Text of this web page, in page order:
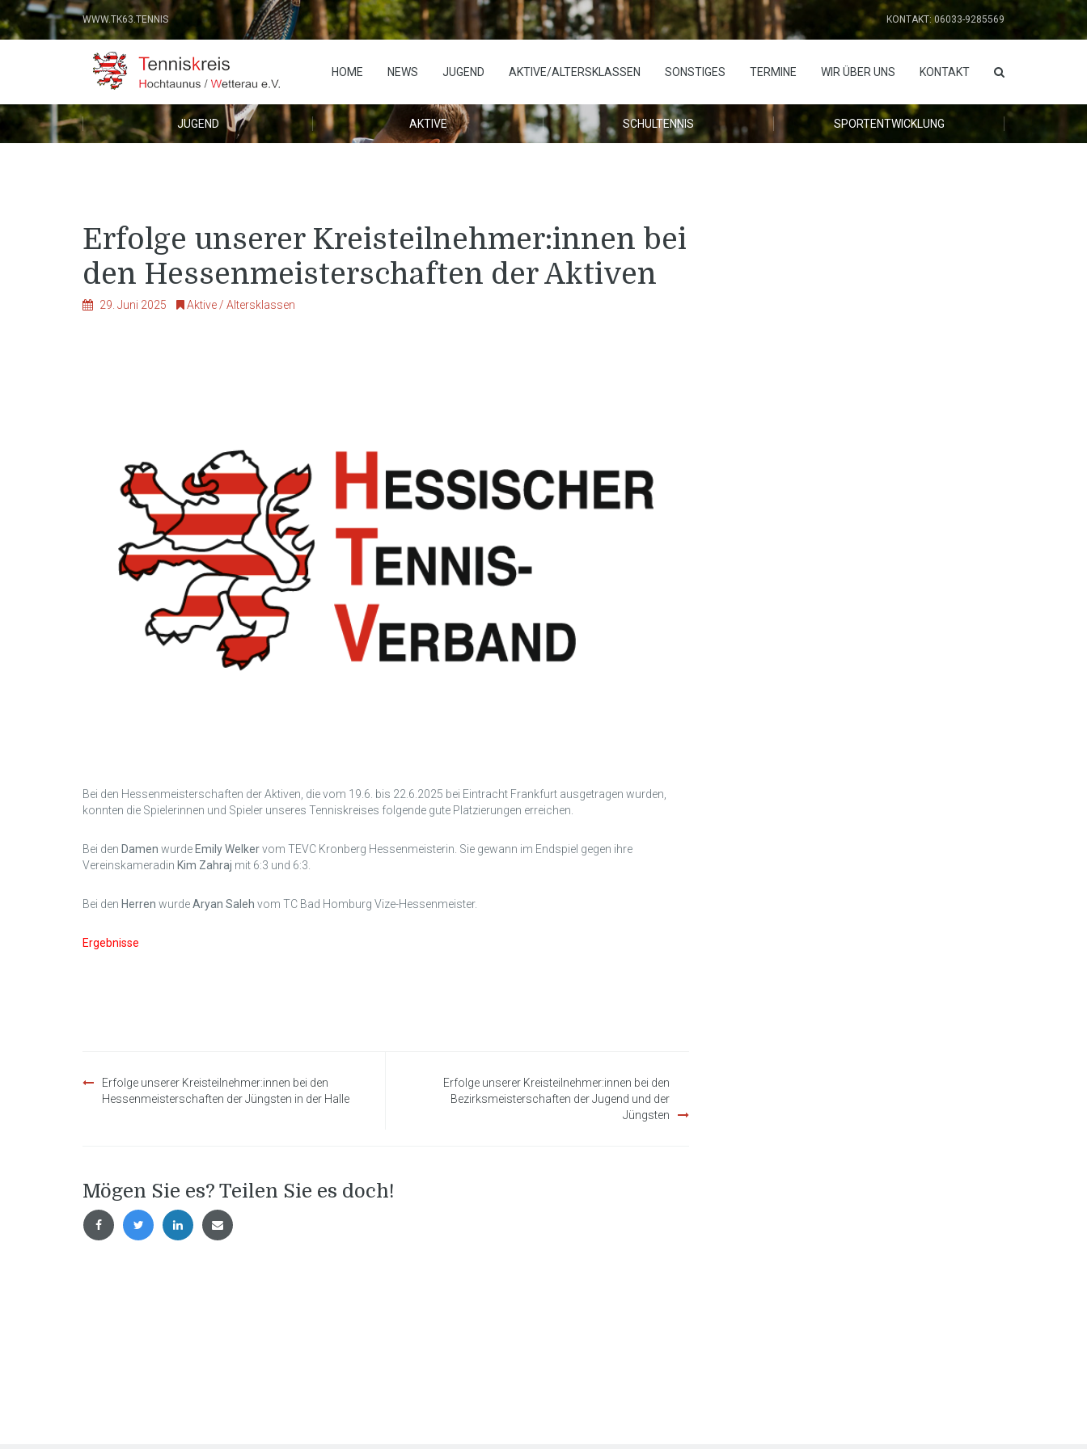
WWW.TK63.TENNIS KONTAKT: 06033-9285569
HOME NEWS JUGEND AKTIVE/ALTERSKLASSEN SONSTIGES TERMINE WIR ÜBER UNS KONTAKT
JUGEND AKTIVE SCHULTENNIS SPORTENTWICKLUNG
Erfolge unserer Kreisteilnehmer:innen bei
den Hessenmeisterschaften der Aktiven
29. Juni 2025 Aktive / Altersklassen
Bei den Hessenmeisterschaften der Aktiven, die vom 19.6. bis 22.6.2025 bei Eintracht Frankfurt ausgetragen wurden,
konnten die Spielerinnen und Spieler unseres Tenniskreises folgende gute Platzierungen erreichen.
Bei den Damen wurde Emily Welkervom TEVC Kronberg Hessenmeisterin. Sie gewann im Endspiel gegen ihre
Vereinskameradin Kim Zahraj mit 6:3 und 6:3.
Bei den Herren wurdeAryan Saleh vom TC Bad Homburg Vize-Hessenmeister.
Ergebnisse
Erfolge unserer Kreisteilnehmer:innen bei den
Hessenmeisterschaften der Jüngsten in der Halle
Erfolge unserer Kreisteilnehmer:innen bei den
Bezirksmeisterschaften der Jugend und der
Jüngsten
Mögen Sie es? Teilen Sie es doch!